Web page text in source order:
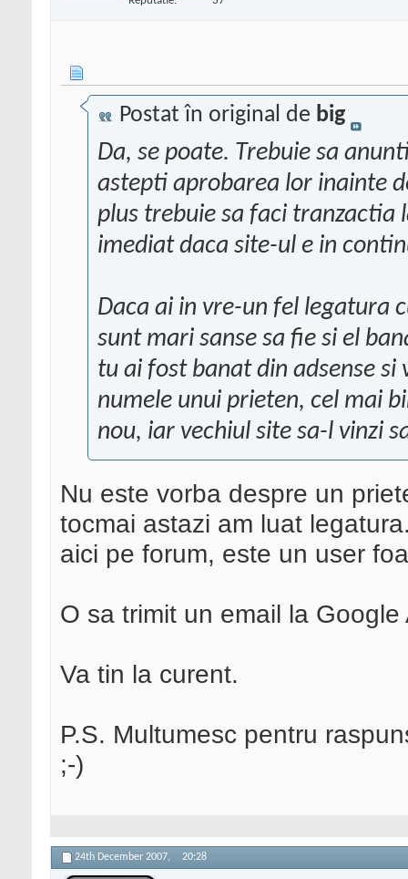
Postat în original de big
Da, se poate. Trebuie sa
astepti aprobarea lor inainte
plus trebuie sa faci tranzactia
imediat daca site-ul e in
Daca ai in vre-un fel legatura
sunt mari sanse sa fie si el
tu ai fost banat din adsense
numele unui prieten, cel mai
nou, iar vechiul site sa-l vinzi
Nu este vorba despre un
tocmai astazi am luat
aici pe forum, este un user
O sa trimit un email la
Va tin la curent.
P.S. Multumesc pentru
;-)
24th December 2007, 20:28